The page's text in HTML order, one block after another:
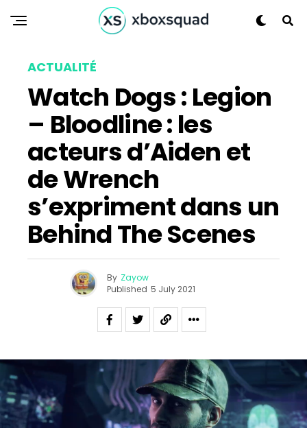
ACTUALITÉ
Watch Dogs : Legion
– Bloodline : les
acteurs d’Aiden et
de Wrench
s’expriment dans un
Behind The Scenes
By Zayow
Published 5 July 2021